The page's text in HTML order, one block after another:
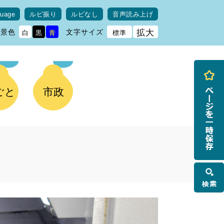
ルビ振り ルビなし 音声読み上げ
色 白 黒 青 文字サイズ 標準 拡大
と 市政